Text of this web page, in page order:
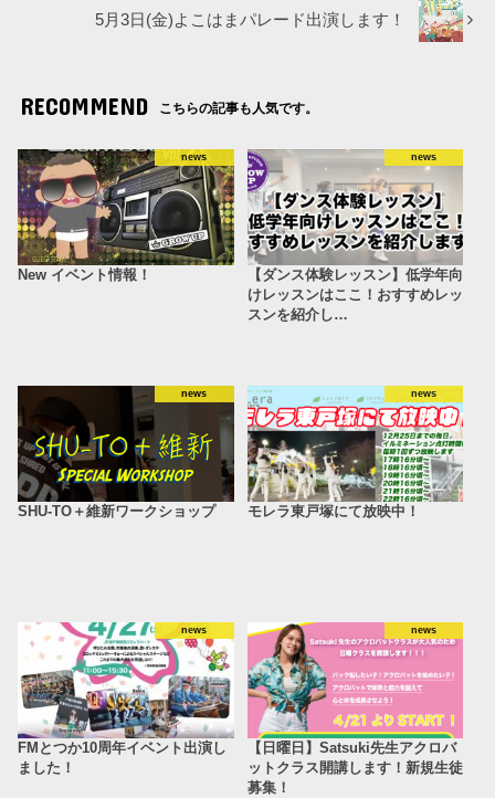
5月3日(金)よこはまパレード出演します！
RECOMMEND こちらの記事も人気です。
news
New イベント情報！
news
【ダンス体験レッスン】低学年向
けレッスンはここ！おすすめレッ
スンを紹介し…
news
SHU-TO＋維新ワークショップ
news
モレラ東戸塚にて放映中！
news
FMとつか10周年イベント出演し
ました！
news
【日曜日】Satsuki先生アクロバ
ットクラス開講します！新規生徒
募集！